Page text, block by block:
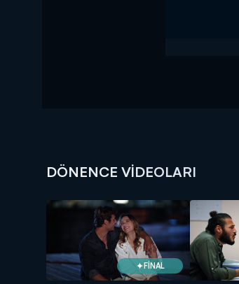
DÖNENCE VIDEOLARI
FİNAL